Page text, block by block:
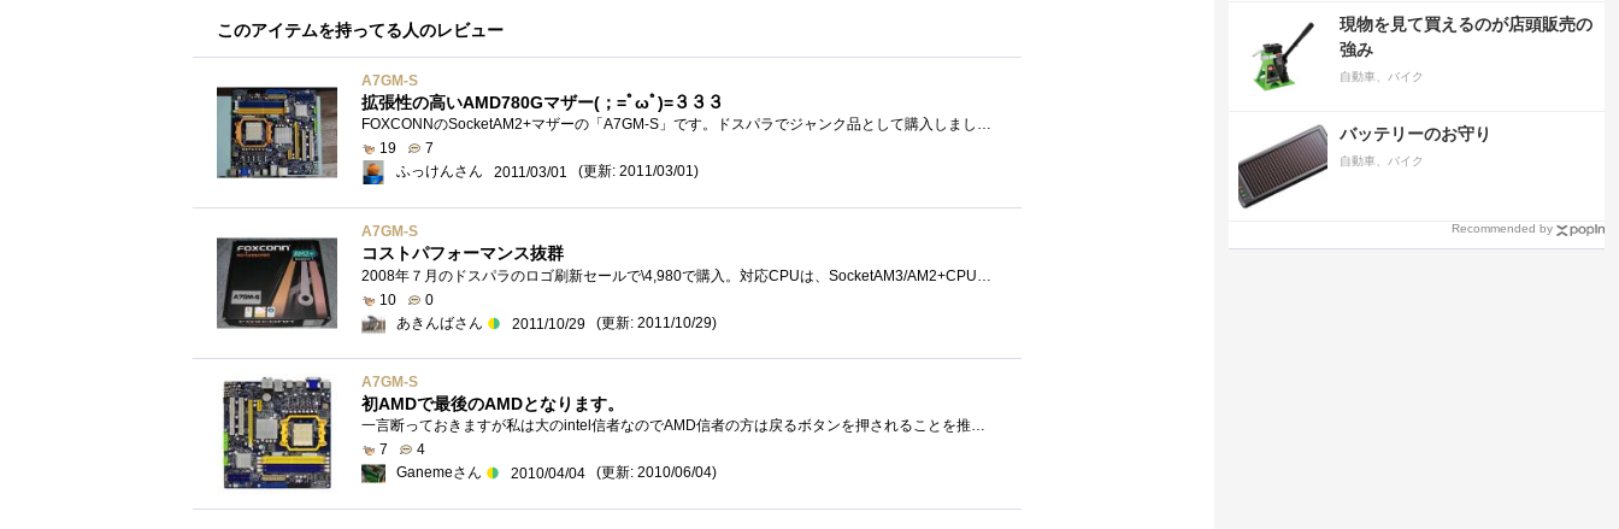
このアイテムを持ってる人のレビュー
A7GM-S
拡張性の高いAMD780Gマザー(；=ﾟωﾟ)=３３３
FOXCONNのSocketAM2+マザーの「A7GM-S」です。ドスパラでジャンク品として購入しました(；=ﾟωﾟ)=３３３【メーカー/型番】FOXCONN/A7GM-S【チップセット】...
19
7
ふっけんさん
2011/03/01 (更新: 2011/03/01)
A7GM-S
コストパフォーマンス抜群
2008年７月のドスパラのロゴ刷新セールで\4,980で購入。対応CPUは、SocketAM3/AM2+CPUでHyperTransport3.0対応です。BIOSVer799FP15で６コアCPUにも対応、どのCPUま�...
10
0
あきんばさん
2011/10/29 (更新: 2011/10/29)
A7GM-S
初AMDで最後のAMDとなります。
一言断っておきますが私は大のintel信者なのでAMD信者の方は戻るボタンを押されることを推奨いたします；；もともとAMDが嫌いなのですが実家に帰...
7
4
Ganemeさん
2010/04/04 (更新: 2010/06/04)
現物を見て買えるのが店頭販売の
強み
自動車、バイク
バッテリーのお守り
自動車、バイク
Recommended by